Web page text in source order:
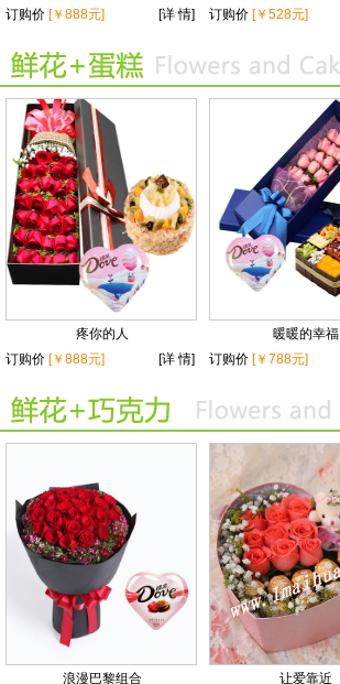
订购价 [￥888元] [详 情]
订购价 [￥528元]
疼你的人
订购价 [￥888元] [详 情]
暖暖的幸福
订购价 [￥788元]
浪漫巴黎组合 让爱靠近